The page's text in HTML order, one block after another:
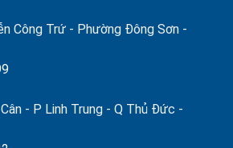
Công Trứ - Phường Đông Sơn -
- P Linh Trung - Q Thủ Đức -